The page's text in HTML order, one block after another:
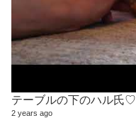
テーブルの下のハル氏♡
2 years ago